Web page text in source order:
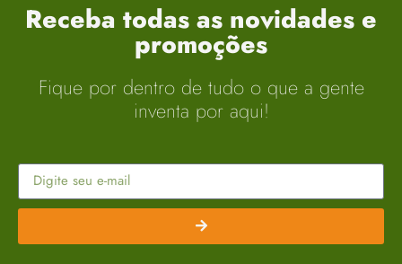
Receba todas as novidades e
promoções
Fique por dentro de tudo o que a gente
inventa por aqui!